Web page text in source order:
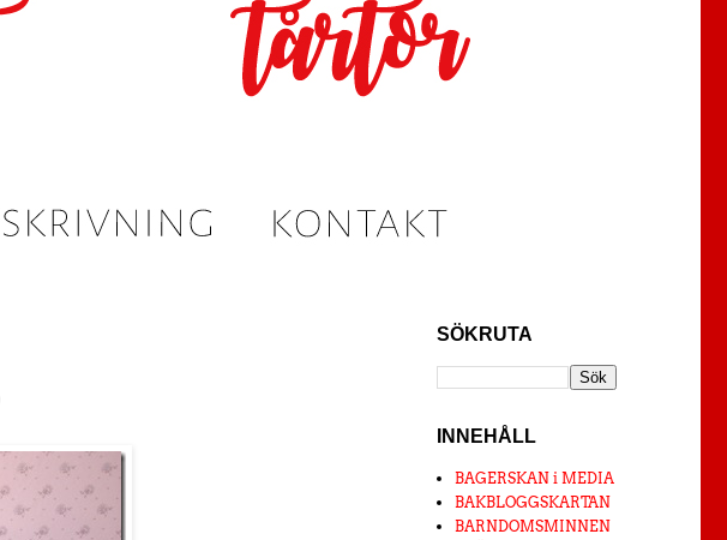
SÖKRUTA
INNEHÅLL
BAGERSKAN i MEDIA
BAKBLOGGSKARTAN
BARNDOMSMINNEN